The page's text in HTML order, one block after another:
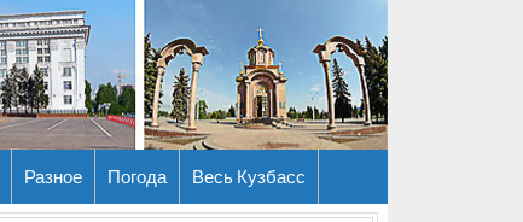
Разное Погода Весь Кузбасс